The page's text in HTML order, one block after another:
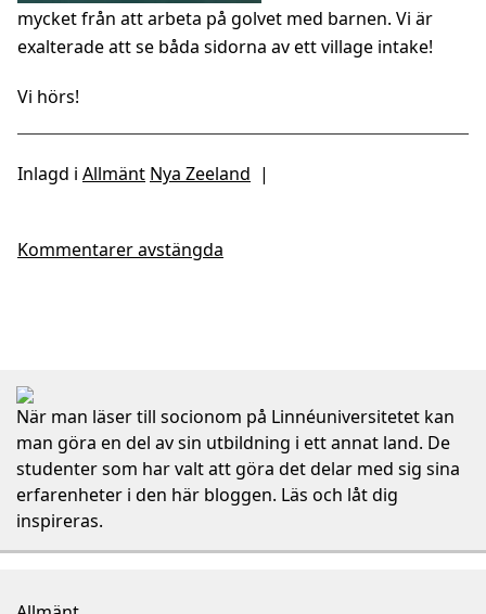
mycket från att arbeta på golvet med barnen. Vi är
exalterade att se båda sidorna av ett village intake!
Vi hörs!
Inlagd i Allmänt Nya Zeeland |
Kommentarer avstängda
När man läser till socionom på Linnéuniversitetet kan
man göra en del av sin utbildning i ett annat land. De
studenter som har valt att göra det delar med sig sina
erfarenheter i den här bloggen. Läs och låt dig
inspireras.